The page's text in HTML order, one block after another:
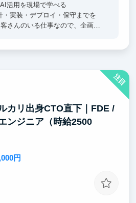
活用を現場で学べる
・実装・デプロイ・保守までを
さんのいる仕事なので、企画・
AI活用支援事業が、今まさに伸
。案件が増え、組織と仕組みが
経営メンバーと同じ距離で見ら
格設定も採用も、決まる瞬間に
で事業を持ちたい人には、これ
注目
カリ出身CTO直下｜FDE /
ンジニア（時給2500
円